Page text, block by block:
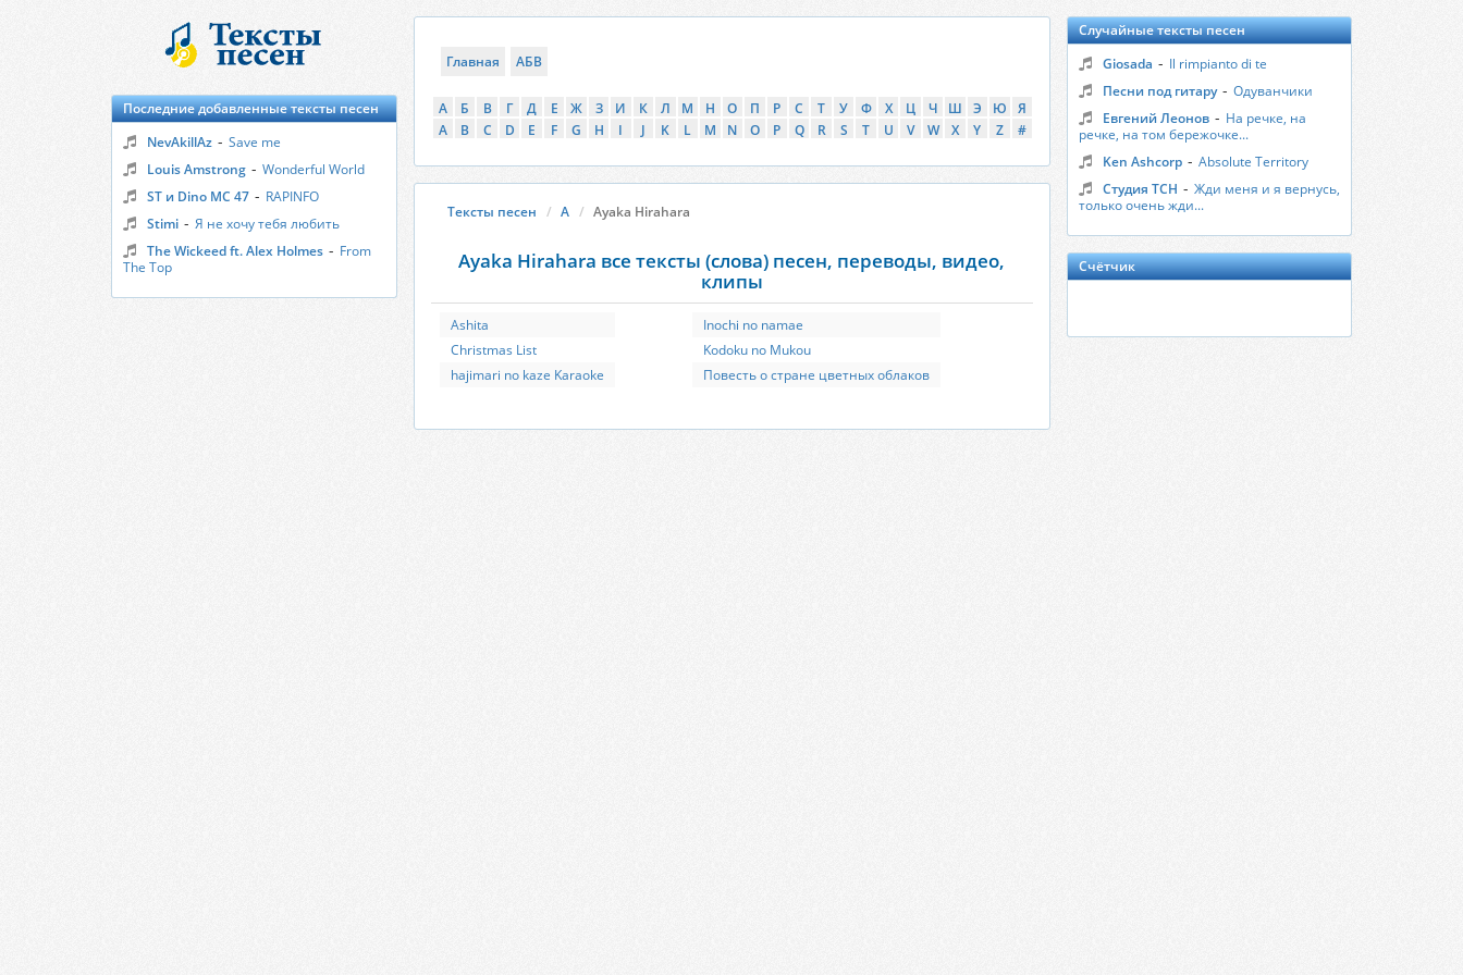
Главная АБВ
А Б В Г Д Е Ж З И К Л М Н О П Р С Т У Ф Х Ц Ч Ш Э Ю
Я
A
B C D E F G H I J K L M N O P Q R S T U V W X Y Z #
Тексты песен A Ayaka Hirahara
Ayaka Hirahara все тексты (слова) песен, переводы, видео,
клипы
Ashita
Christmas List
hajimari no kaze Karaoke
Inochi no namae
Kodoku no Mukou
Повесть о стране цветных облаков
Последние добавленные тексты песен
NevAkillAz - Save me
Louis Amstrong - Wonderful World
ST и Dino MC 47 - RAPINFO
Stimi - Я не хочу тебя любить
The Wickeed ft. Alex Holmes - From
The Top
Случайные тексты песен
Giosada - Il rimpianto di te
Песни под гитару - Одуванчики
Евгений Леонов - На речке, на
речке, на том бережочке...
Ken Ashcorp - Absolute Territory
Студия ТСН - Жди меня и я вернусь,
только очень жди...
Счётчик